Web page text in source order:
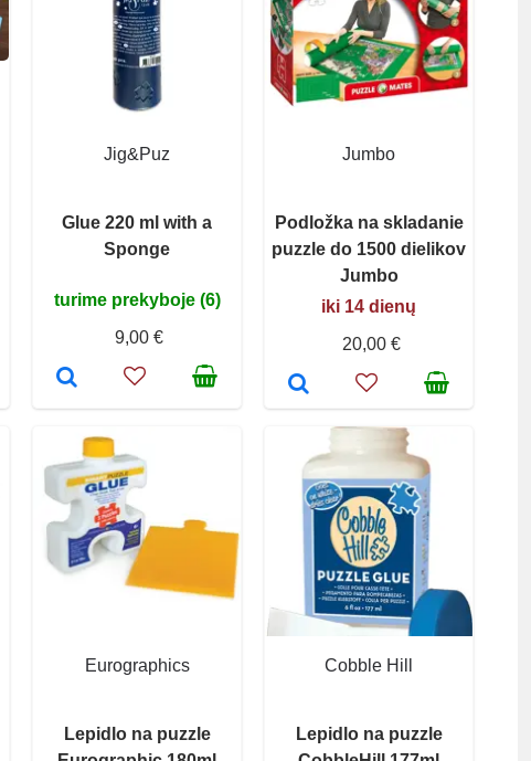
Jig&Puz
Glue 220 ml with a
Sponge
turime prekyboje (6)
9,00 €
Jumbo
Podložka na skladanie
puzzle do 1500 dielikov
Jumbo
iki 14 dienų
20,00 €
Eurographics
Lepidlo na puzzle
Cobble Hill
Lepidlo na puzzle